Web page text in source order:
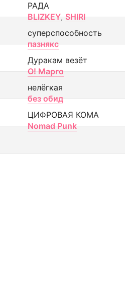
РАДА
BLIZKEY, SHIRI
суперспособность
пазнякс
Дуракам везёт
О! Марго
нелёгкая
без обид
ЦИФРОВАЯ КОМА
Nomad Punk